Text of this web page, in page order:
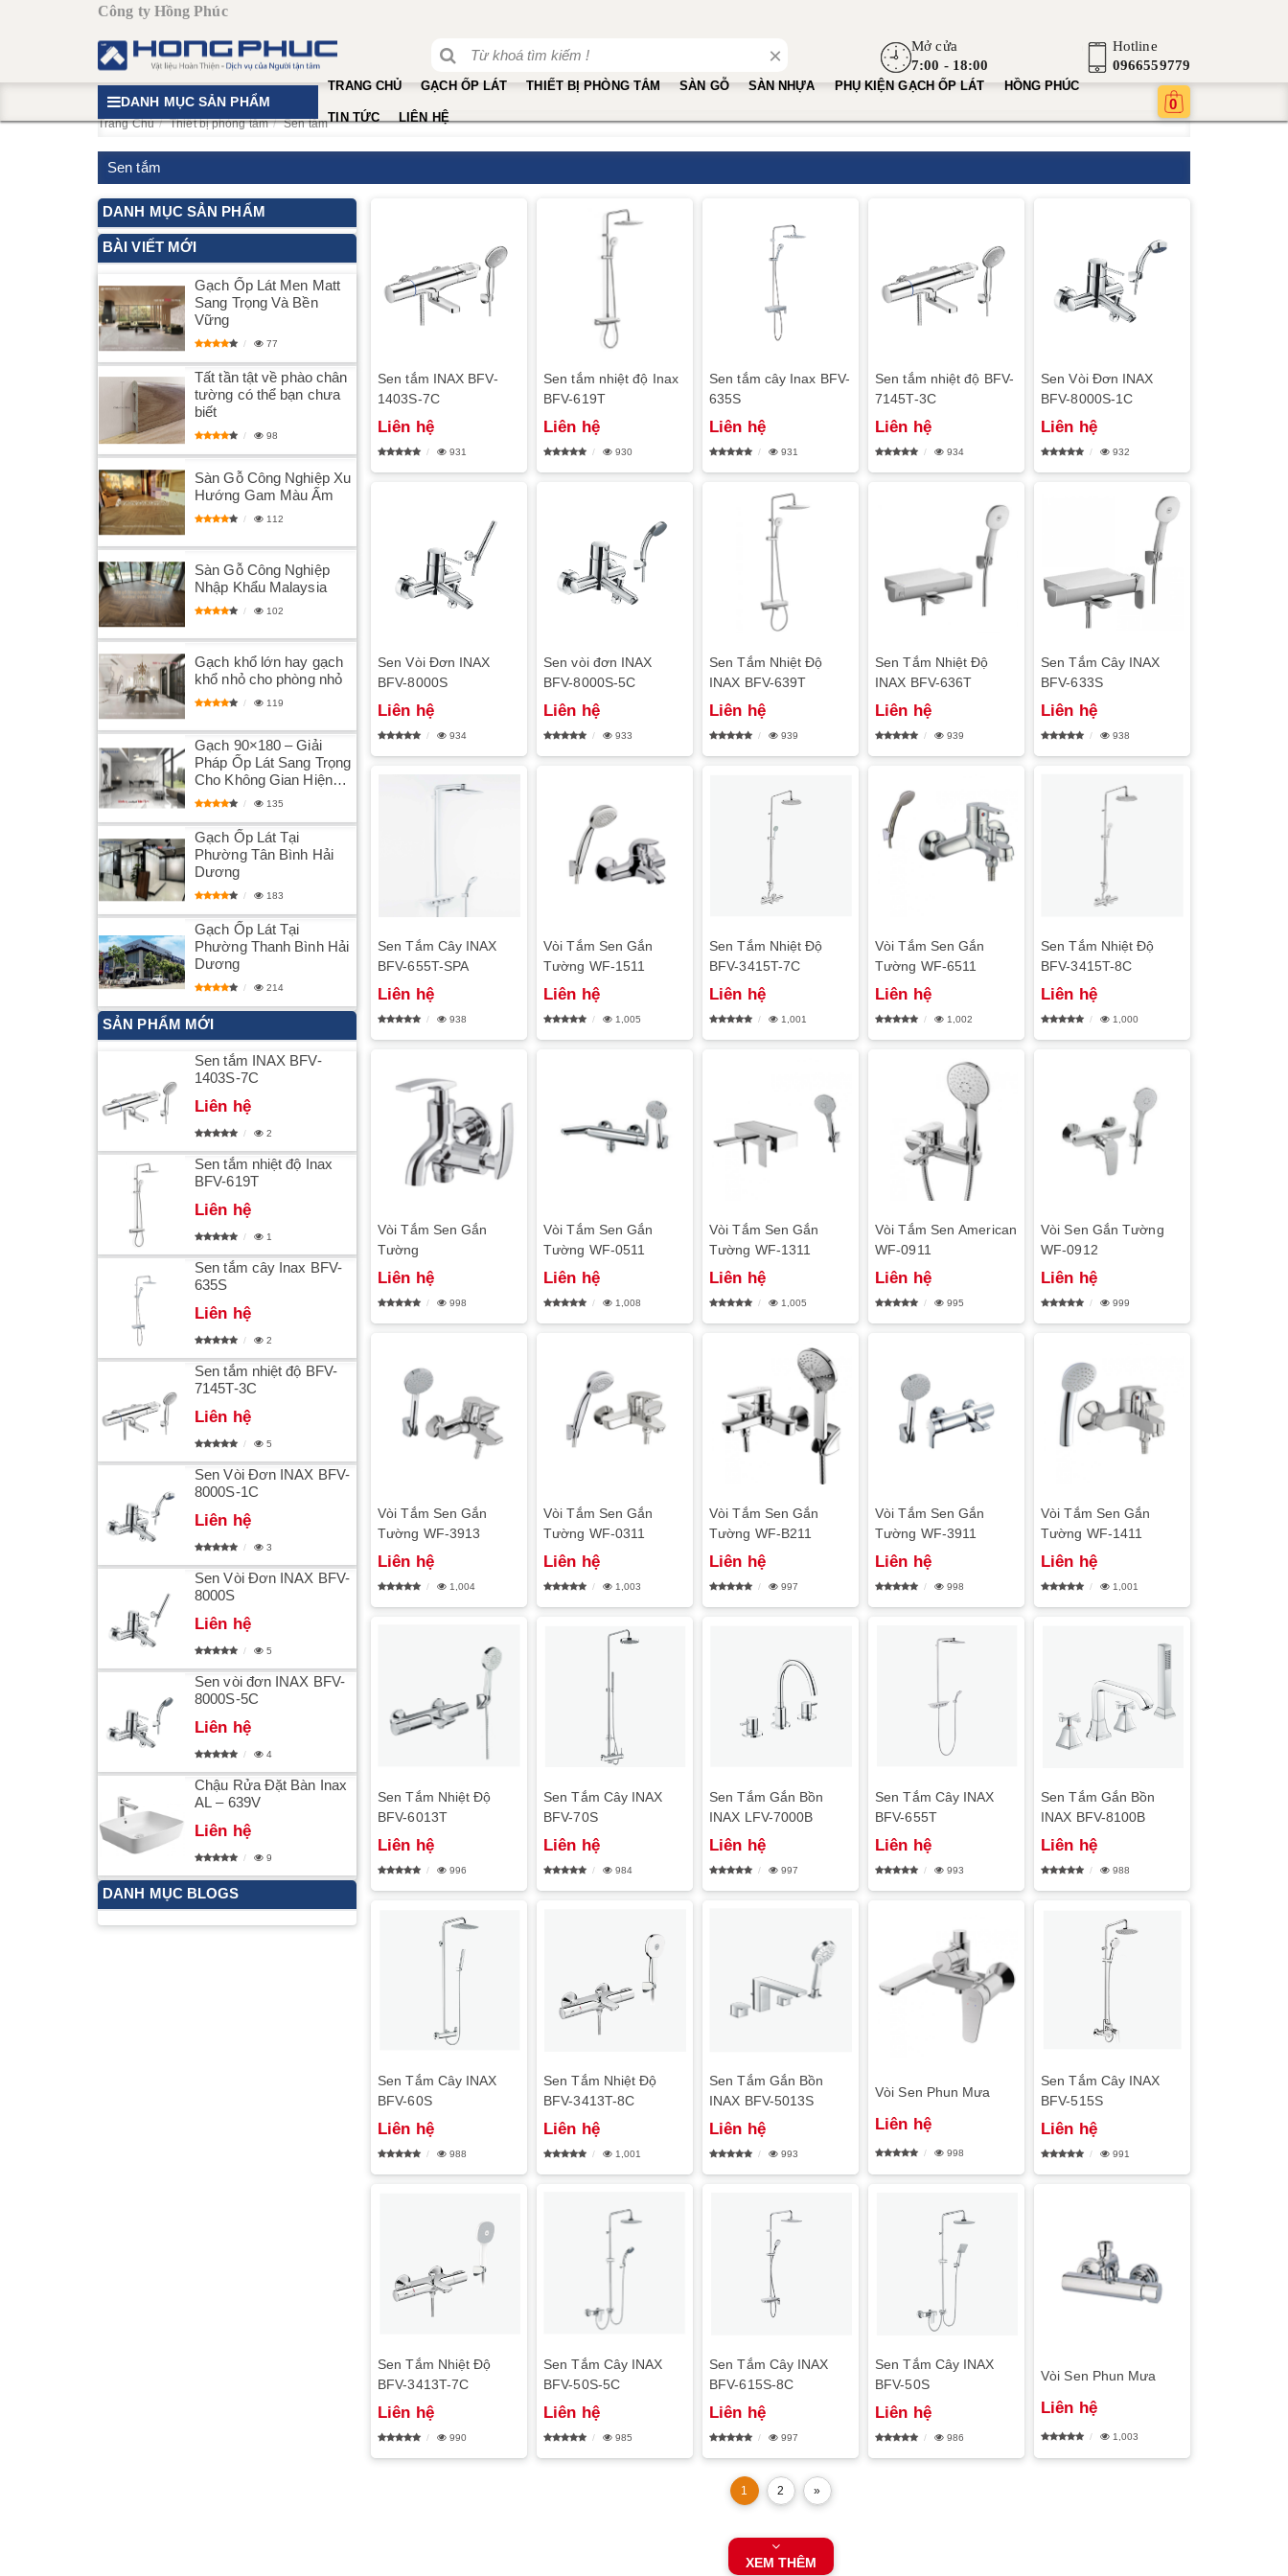
Công ty Hồng Phúc
×
Mở cửa
7:00 - 18:00
Hotline
0966559779
DANH MỤC SẢN PHẨM
TRANG CHỦ GẠCH ỐP LÁT THIẾT BỊ PHÒNG TẮM SÀN GỖ SÀN NHỰA PHỤ KIỆN GẠCH ỐP LÁT HỒNG PHÚC
TIN TỨC LIÊN HỆ
0
Trang Chủ Thiết bị phòng tắm Sen tắm
Sen tắm
DANH MỤC SẢN PHẨM
BÀI VIẾT MỚI
Gạch Ốp Lát Men Matt
Sang Trọng Và Bền
Vững
77
Tất tần tật về phào chân
tường có thể bạn chưa
biết
98
Sàn Gỗ Công Nghiệp Xu
Hướng Gam Màu Ấm
112
Sàn Gỗ Công Nghiệp
Nhập Khẩu Malaysia
102
Gạch khổ lớn hay gạch
khổ nhỏ cho phòng nhỏ
119
Gạch 90×180 – Giải
Pháp Ốp Lát Sang Trọng
Cho Không Gian Hiện
Đại
135
Gạch Ốp Lát Tại
Phường Tân Bình Hải
Dương
183
Gạch Ốp Lát Tại
Phường Thanh Bình Hải
Dương
214
SẢN PHẨM MỚI
Sen tắm INAX BFV-
1403S-7C
Liên hệ
2
Sen tắm nhiệt độ Inax
BFV-619T
Liên hệ
1
Sen tắm cây Inax BFV-
635S
Liên hệ
2
Sen tắm nhiệt độ BFV-
7145T-3C
Liên hệ
5
Sen Vòi Đơn INAX BFV-
8000S-1C
Liên hệ
3
Sen Vòi Đơn INAX BFV-
8000S
Liên hệ
5
Sen vòi đơn INAX BFV-
8000S-5C
Liên hệ
4
Chậu Rửa Đặt Bàn Inax
AL – 639V
Liên hệ
9
DANH MỤC BLOGS
Sen tắm INAX BFV-
1403S-7C
Liên hệ
931
Sen tắm nhiệt độ Inax
BFV-619T
Liên hệ
930
Sen tắm cây Inax BFV-
635S
Liên hệ
931
Sen tắm nhiệt độ BFV-
7145T-3C
Liên hệ
934
Sen Vòi Đơn INAX
BFV-8000S-1C
Liên hệ
932
Sen Vòi Đơn INAX
BFV-8000S
Liên hệ
934
Sen vòi đơn INAX
BFV-8000S-5C
Liên hệ
933
Sen Tắm Nhiệt Độ
INAX BFV-639T
Liên hệ
939
Sen Tắm Nhiệt Độ
INAX BFV-636T
Liên hệ
939
Sen Tắm Cây INAX
BFV-633S
Liên hệ
938
Sen Tắm Cây INAX
BFV-655T-SPA
Liên hệ
938
Vòi Tắm Sen Gắn
Tường WF-1511
Liên hệ
1,005
Sen Tắm Nhiệt Độ
BFV-3415T-7C
Liên hệ
1,001
Vòi Tắm Sen Gắn
Tường WF-6511
Liên hệ
1,002
Sen Tắm Nhiệt Độ
BFV-3415T-8C
Liên hệ
1,000
Vòi Tắm Sen Gắn
Tường
Liên hệ
998
Vòi Tắm Sen Gắn
Tường WF-0511
Liên hệ
1,008
Vòi Tắm Sen Gắn
Tường WF-1311
Liên hệ
1,005
Vòi Tắm Sen American
WF-0911
Liên hệ
995
Vòi Sen Gắn Tường
WF-0912
Liên hệ
999
Vòi Tắm Sen Gắn
Tường WF-3913
Liên hệ
1,004
Vòi Tắm Sen Gắn
Tường WF-0311
Liên hệ
1,003
Vòi Tắm Sen Gắn
Tường WF-B211
Liên hệ
997
Vòi Tắm Sen Gắn
Tường WF-3911
Liên hệ
998
Vòi Tắm Sen Gắn
Tường WF-1411
Liên hệ
1,001
Sen Tắm Nhiệt Độ
BFV-6013T
Liên hệ
996
Sen Tắm Cây INAX
BFV-70S
Liên hệ
984
Sen Tắm Gắn Bồn
INAX LFV-7000B
Liên hệ
997
Sen Tắm Cây INAX
BFV-655T
Liên hệ
993
Sen Tắm Gắn Bồn
INAX BFV-8100B
Liên hệ
988
Sen Tắm Cây INAX
BFV-60S
Liên hệ
988
Sen Tắm Nhiệt Độ
BFV-3413T-8C
Liên hệ
1,001
Sen Tắm Gắn Bồn
INAX BFV-5013S
Liên hệ
993
Vòi Sen Phun Mưa
Liên hệ
998
Sen Tắm Cây INAX
BFV-515S
Liên hệ
991
Sen Tắm Nhiệt Độ
BFV-3413T-7C
Liên hệ
990
Sen Tắm Cây INAX
BFV-50S-5C
Liên hệ
985
Sen Tắm Cây INAX
BFV-615S-8C
Liên hệ
997
Sen Tắm Cây INAX
BFV-50S
Liên hệ
986
Vòi Sen Phun Mưa
Liên hệ
1,003
1 2 »
XEM THÊM